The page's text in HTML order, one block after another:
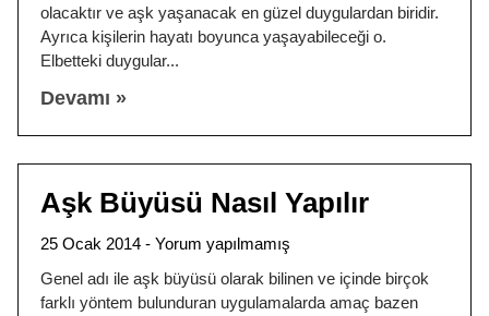
olacaktır ve aşk yaşanacak en güzel duygulardan biridir.
Ayrıca kişilerin hayatı boyunca yaşayabileceği o.
Elbetteki duygular
Devamı »
Aşk Büyüsü Nasıl Yapılır
25 Ocak 2014
Yorum yapılmamış
Genel adı ile aşk büyüsü olarak bilinen ve içinde birçok
farklı yöntem bulunduran uygulamalarda amaç bazen